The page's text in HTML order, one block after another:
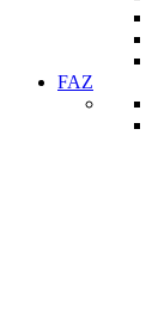
FAZ